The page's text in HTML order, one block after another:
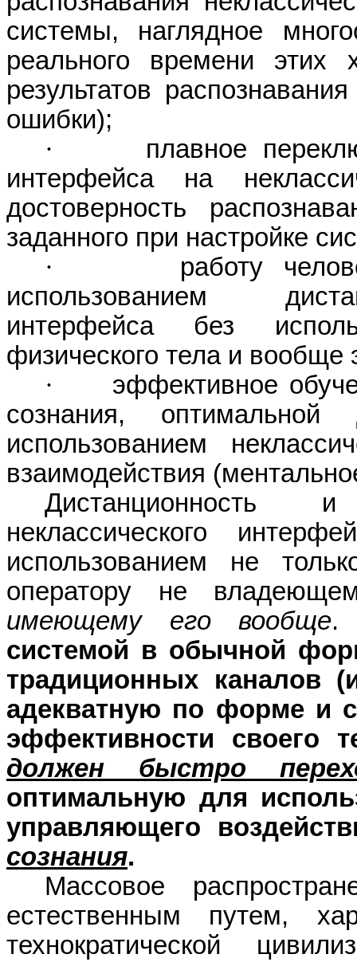
системы, наглядное
реального времени этих
результатов
ошибки);
·
плавное
интерфейса
на
достоверность
заданного при настройке
·
работу
использованием
интерфейса
без
физического тела и вообще
·
эффективное
сознания,
использованием
взаимодействия
Дистанционность
и
неклассического
использованием не
оператору не
имеющему его вообще
системой в обычной
традиционных каналов
адекватную по форме и
эффективности своего
должен быстро
оптимальную для
управляющего
сознания.
Массовое
естественным путем,
технократической